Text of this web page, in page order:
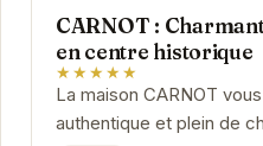
CARNOT :
en centre historique
★★★★★
La maison CARNOT
authentique et plein de